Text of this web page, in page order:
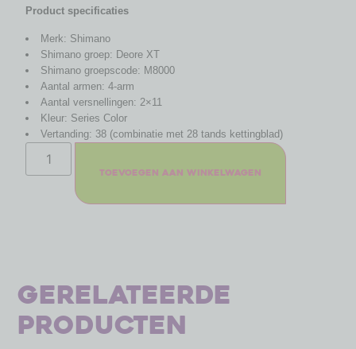
Product specificaties
Merk: Shimano
Shimano groep: Deore XT
Shimano groepscode: M8000
Aantal armen: 4-arm
Aantal versnellingen: 2×11
Kleur: Series Color
Vertanding: 38 (combinatie met 28 tands kettingblad)
Toevoegen aan winkelwagen
Gerelateerde
producten